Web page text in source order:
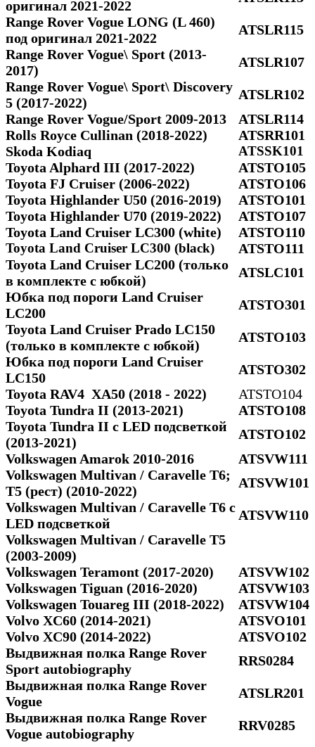
оригинал 2021-2022
Range Rover Vogue LONG (L 460)
под оригинал 2021-2022
ATSLR115
Range Rover Vogue\ Sport (2013-
2017)
ATSLR107
Range Rover Vogue\ Sport\ Discovery
5 (2017-2022)
ATSLR102
Range Rover Vogue/Sport 2009-2013
ATSLR114
Rolls Royce Cullinan (2018-2022)
ATSRR101
Skoda Kodiaq
ATSSK101
Toyota Alphard III (2017-2022)
ATSTO105
Toyota FJ Cruiser (2006-2022)
ATSTO106
Toyota Highlander U50 (2016-2019)
ATSTO101
Toyota Highlander U70 (2019-2022)
ATSTO107
Toyota Land Cruiser LC300 (white)
ATSTO110
Toyota Land Cruiser LC300 (black)
ATSTO111
Toyota Land Cruiser LC200 (только
в комплекте с юбкой)
ATSLC101
Юбка под пороги Land Cruiser
LC200
ATSTO301
Toyota Land Cruiser Prado LC150
(только в комплекте с юбкой)
ATSTO103
Юбка под пороги Land Cruiser
LC150
ATSTO302
Toyota RAV4 ХА50 (2018 - 2022)
ATSTO104
Toyota Tundra II (2013-2021)
ATSTO108
Toyota Tundra II c LED подсветкой
(2013-2021)
ATSTO102
Volkswagen Amarok 2010-2016
ATSVW111
Volkswagen Multivan / Caravelle T6;
Т5 (рест) (2010-2022)
ATSVW101
Volkswagen Multivan / Caravelle T6 с
LED подсветкой
ATSVW110
Volkswagen Multivan / Caravelle Т5
(2003-2009)
Volkswagen Teramont (2017-2020)
ATSVW102
Volkswagen Tiguan (2016-2020)
ATSVW103
Volkswagen Touareg III (2018-2022)
ATSVW104
Volvo XC60 (2014-2021)
ATSVO101
Volvo XC90 (2014-2022)
ATSVO102
Выдвижная полка Range Rover
Sport autobiography
RRS0284
Выдвижная полка Range Rover
Vogue
ATSLR201
Выдвижная полка Range Rover
Vogue autobiography
RRV0285